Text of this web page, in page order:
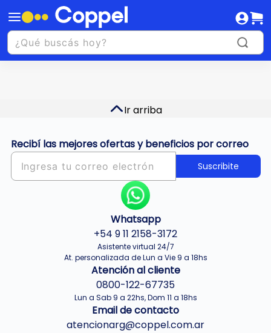
Ir arriba
Recibí las mejores ofertas y beneficios por correo
Suscribite
Whatsapp
+54 9 11 2158-3172
Asistente virtual 24/7
At. personalizada de Lun a Vie 9 a 18hs
Atención al cliente
0800-122-67735
Lun a Sab 9 a 22hs, Dom 11 a 18hs
Email de contacto
atencionarg@coppel.com.ar